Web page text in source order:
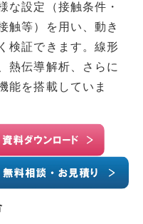
な設定（接触条件・
触等）を用い、動き
検証できます。線形
熱伝導解析、さらに
能を搭載していま